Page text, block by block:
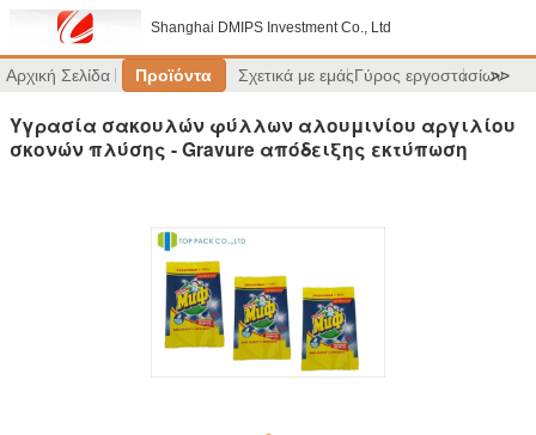
Shanghai DMIPS Investment Co., Ltd
Αρχική Σελίδα Προϊόντα Σχετικά με εμάςΓύρος εργοστασίων
>>
Υγρασία σακουλών φύλλων αλουμινίου αργιλίου
σκονών πλύσης - Gravure απόδειξης εκτύπωση